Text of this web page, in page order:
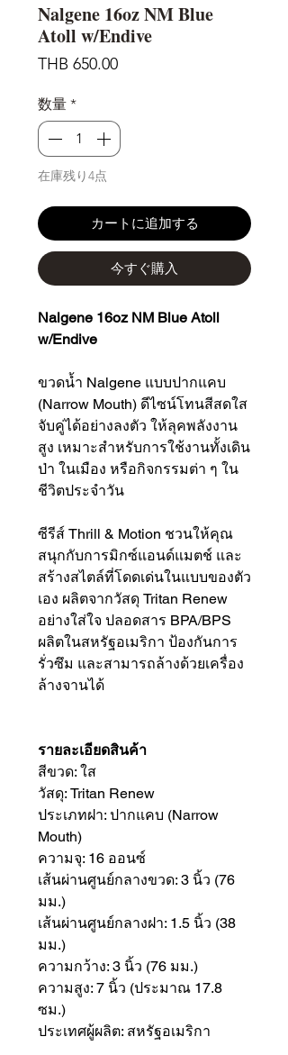
Nalgene 16oz NM Blue
Atoll w/Endive
THB 650.00価
数量 *
在庫残り4点
カートに追加する
今すぐ購入
Nalgene 16oz NM Blue Atoll
w/Endive
ขวดน้ำ Nalgene แบบปากแคบ
(Narrow Mouth) ดีไซน์โทนสีสดใส
จับคู่ได้อย่างลงตัว ให้ลุคพลังงาน
สูง เหมาะสำหรับการใช้งานทั้งเดิน
ป่า ในเมือง หรือกิจกรรมต่า ๆ ใน
ชีวิตประจำวัน
ซีรีส์ Thrill & Motion ชวนให้คุณ
สนุกกับการมิกซ์แอนด์แมตช์ และ
สร้างสไตล์ที่โดดเด่นในแบบของตัว
เอง ผลิตจากวัสดุ Tritan Renew
อย่างใส่ใจ ปลอดสาร BPA/BPS
ผลิตในสหรัฐอเมริกา ป้องกันการ
รั่วซึม และสามารถล้างด้วยเครื่อง
ล้างจานได้
รายละเอียดสินค้า
สีขวด: ใส
วัสดุ: Tritan Renew
ประเภทฝา: ปากแคบ (Narrow
Mouth)
ความจุ: 16 ออนซ์
เส้นผ่านศูนย์กลางขวด: 3 นิ้ว (76
มม.)
เส้นผ่านศูนย์กลางฝา: 1.5 นิ้ว (38
มม.)
ความกว้าง: 3 นิ้ว (76 มม.)
ความสูง: 7 นิ้ว (ประมาณ 17.8
ซม.)
ประเทศผู้ผลิต: สหรัฐอเมริกา